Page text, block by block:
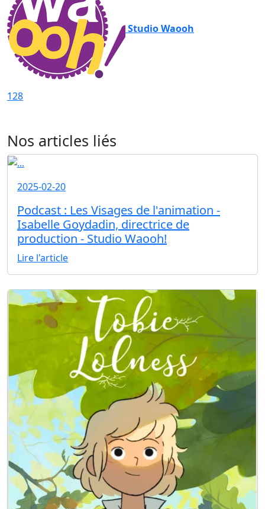
Studio Waooh
128
Nos articles liés
2025-02-20
Podcast : Les Visages de l'animation -
Isabelle Goydadin, directrice de
production - Studio Waooh!
Lire l'article